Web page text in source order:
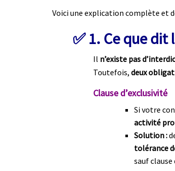
Voici une explication complète et
✅1. Ce que dit
Il n’existe pas
Toutefois, deux
Clause d’exclusivité
Si votre
activité
Solution :
tolérance
sauf